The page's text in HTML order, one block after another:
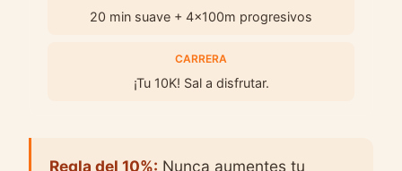
20 min suave + 4x100m progresivos
CARRERA
¡Tu 10K! Sal a disfrutar.
Regla del 10%: Nunca aumentes tu